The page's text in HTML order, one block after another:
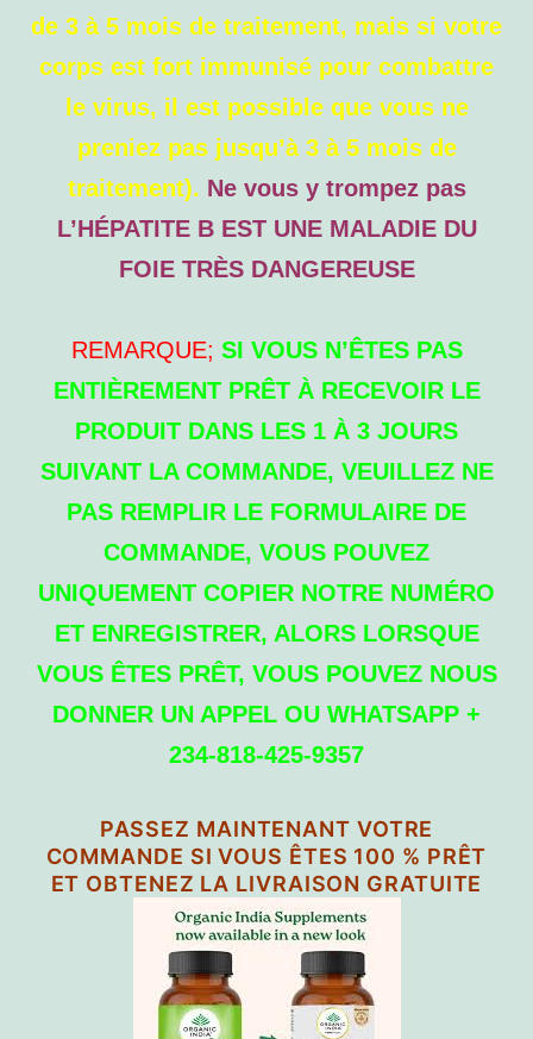
de 3 à 5 mois de traitement, mais si votre
corps est fort immunisé pour combattre
le virus, il est possible que vous ne
preniez pas jusqu’à 3 à 5 mois de
traitement). Ne vous y trompez pas
L’HÉPATITE B EST UNE MALADIE DU
FOIE TRÈS DANGEREUSE
REMARQUE; SI VOUS N’ÊTES PAS
ENTIÈREMENT PRÊT À RECEVOIR LE
PRODUIT DANS LES 1 À 3 JOURS
SUIVANT LA COMMANDE, VEUILLEZ NE
PAS REMPLIR LE FORMULAIRE DE
COMMANDE, VOUS POUVEZ
UNIQUEMENT COPIER NOTRE NUMÉRO
ET ENREGISTRER, ALORS LORSQUE
VOUS ÊTES PRÊT, VOUS POUVEZ NOUS
DONNER UN APPEL OU WHATSAPP +
234-818-425-9357
PASSEZ MAINTENANT VOTRE
COMMANDE SI VOUS ÊTES 100 % PRÊT
ET OBTENEZ LA LIVRAISON GRATUITE